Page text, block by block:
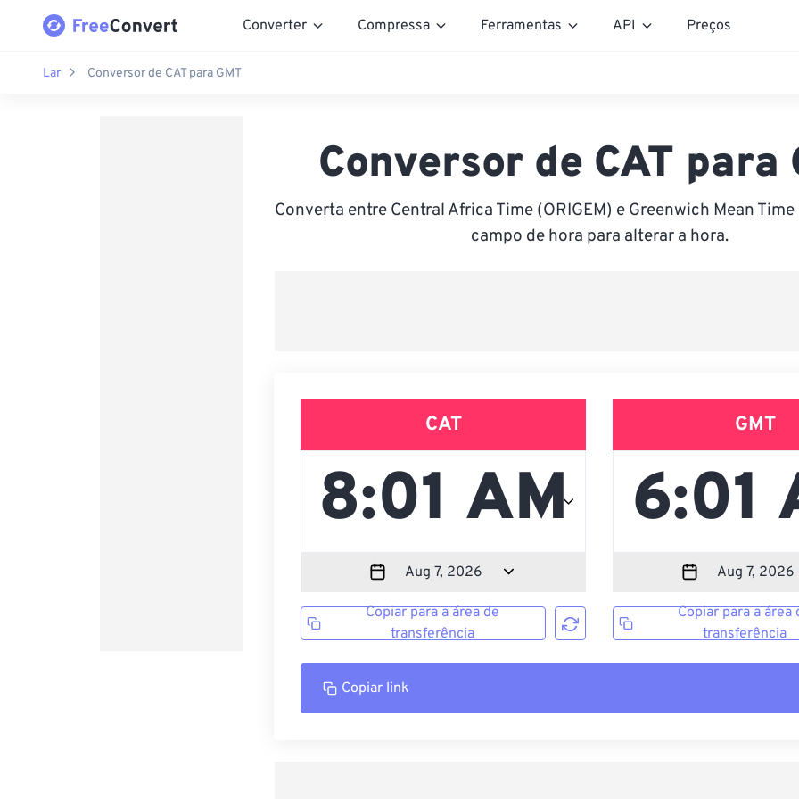
Converter Compressa Ferramentas API Preços
Lar Conversor de CAT para GMT
Conversor de CAT para
Converta entre Central Africa Time (ORIGEM) e Greenwich Mean
campo de hora para alterar a hora.
CAT
Copiar para a área de
transferência
GMT
Copiar para a área
transferência
Copiar link